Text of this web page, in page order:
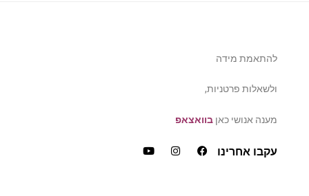
להתאמת מידה
ולשאלות פרטניות,
מענה אנושי כאן בוואצאפ
עקבו אחרינו